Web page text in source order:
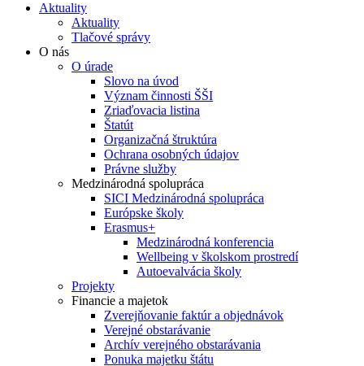
Aktuality
Aktuality
Tlačové správy
O nás
O úrade
Slovo na úvod
Význam činnosti ŠŠI
Zriaďovacia listina
Štatút
Organizačná štruktúra
Ochrana osobných údajov
Právne služby
Medzinárodná spolupráca
SICI Medzinárodná spolupráca
Európske školy
Erasmus+
Medzinárodná konferencia
Wellbeing v školskom prostredí
Autoevalvácia školy
Projekty
Financie a majetok
Zverejňovanie faktúr a objednávok
Verejné obstarávanie
Archív verejného obstarávania
Ponuka majetku štátu